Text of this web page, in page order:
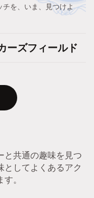
チを、いま、見つけよ
ーズフィールド
と共通の趣味を見つ
してよくあるアク
。